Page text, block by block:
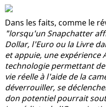
Dans les faits, comme le
"lorsqu'un Snapchatter
Dollar, l'Euro ou la Livre
et appuie, une expérience
technologie permettant
vie réelle à l'aide de la
déverrouiller, se
don potentiel pourrait